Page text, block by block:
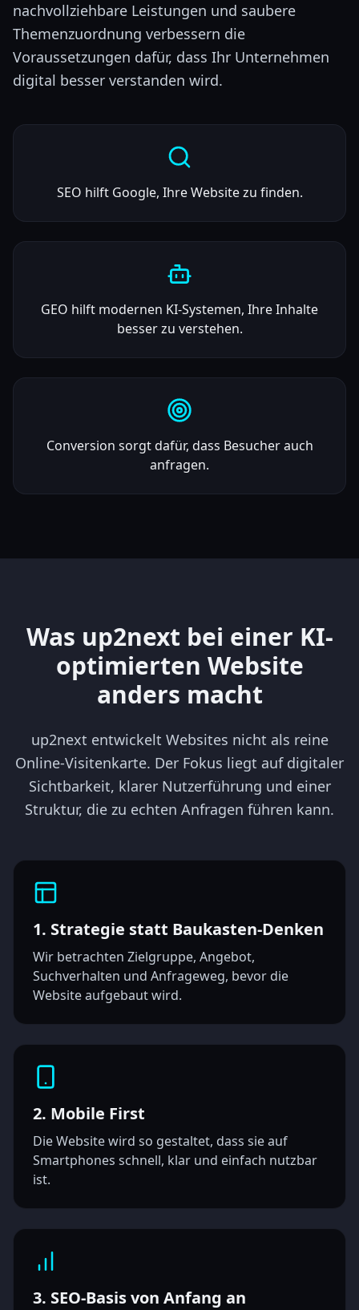
nachvollziehbare Leistungen und saubere
Themenzuordnung verbessern die
Voraussetzungen dafür, dass Ihr Unternehmen
digital besser verstanden wird.
SEO hilft Google, Ihre Website zu finden.
GEO hilft modernen KI-Systemen, Ihre Inhalte
besser zu verstehen.
Conversion sorgt dafür, dass Besucher auch
anfragen.
Was up2next bei einer KI-
optimierten Website
anders macht
up2next entwickelt Websites nicht als reine
Online-Visitenkarte. Der Fokus liegt auf digitaler
Sichtbarkeit, klarer Nutzerführung und einer
Struktur, die zu echten Anfragen führen kann.
1. Strategie statt Baukasten-Denken
Wir betrachten Zielgruppe, Angebot,
Suchverhalten und Anfrageweg, bevor die
Website aufgebaut wird.
2. Mobile First
Die Website wird so gestaltet, dass sie auf
Smartphones schnell, klar und einfach nutzbar
ist.
3. SEO-Basis von Anfang an